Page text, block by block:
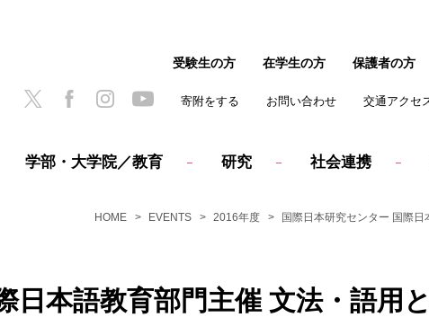
学部・大学院／教育 研究 社会連携
寄附をする お問い合わせ 交通アクセ
受験生の方 在学生の方 保護者の方
HOME EVENTS 2016年度 国際日本研究センター 国際
日本語教育部門主催 文法・語用